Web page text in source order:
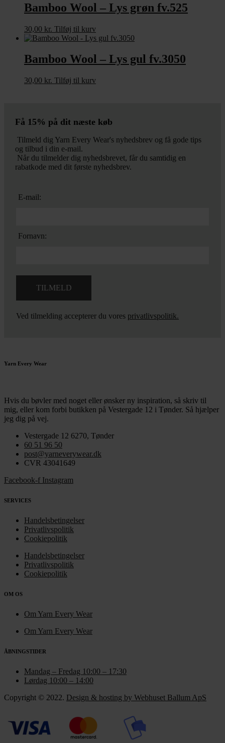
Bamboo Wool – Lys grøn fv.525
30,00 kr. Tilføj til kurv
Bamboo Wool – Lys gul fv.3050
30,00 kr. Tilføj til kurv
Få 15% på dit næste køb
Tilmeld dig Yarn Every Wear's nyhedsbrev og få gode tips
og tilbud i din e-mail.
Når du tilmelder dig nyhedsbrevet, får du samtidig en
rabatkode med dit første nyhedsbrev.
E-mail:
Fornavn:
Ved tilmelding accepterer du vores privatlivspolitik.
Yarn Every Wear
Hvis du bøvler med noget eller ønsker ny inspiration, så skriv til
mig, eller kom forbi butikken på Vestergade 12 i Tønder. Så hjælper
jeg dig på vej.
Vestergade 12 6270, Tønder
60 51 96 50
post@yarneverywear.dk
CVR 43041649
Facebook-f Instagram
SERVICES
Handelsbetingelser
Privatlivspolitik
Cookiepolitik
Handelsbetingelser
Privatlivspolitik
Cookiepolitik
OM OS
Om Yarn Every Wear
Om Yarn Every Wear
ÅBNINGSTIDER
Mandag – Fredag 10:00 – 17:30
Lørdag 10:00 – 14:00
Copyright © 2022. Design & hosting by Webhuset Ballum ApS